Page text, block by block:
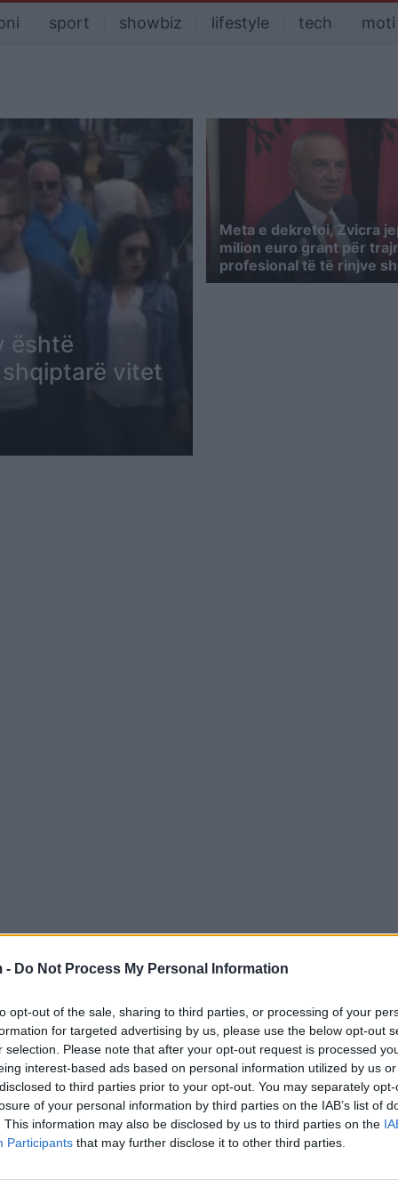
- Do Not Process My Personal Information
opt-out of the sale, sharing to third parties, or processing of your
for targeted advertising by us, please use the below opt-out
selection. Please note that after your opt-out request is processed
interest-based ads based on personal information utilized by us
to third parties prior to your opt-out. You may separately
of your personal information by third parties on the IAB’s list of
This information may also be disclosed by us to third parties on the
Participants that may further disclose it to other third parties.
sport showbiz lifestyle tech moti
është
vitet
Meta e dekretoi, Zvicra
milion euro grant për
profesional të të rinjve